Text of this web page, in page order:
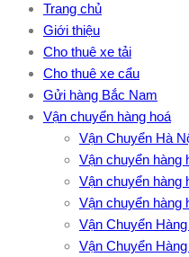
Trang chủ
Giới thiệu
Cho thuê xe tải
Cho thuê xe cẩu
Gửi hàng Bắc Nam
Vận chuyển hàng hoá
Vận Chuyển Hà
Vận chuyển hàng
Vận chuyển hàng
Vận chuyển hàng
Vận Chuyển
Vận Chuyển